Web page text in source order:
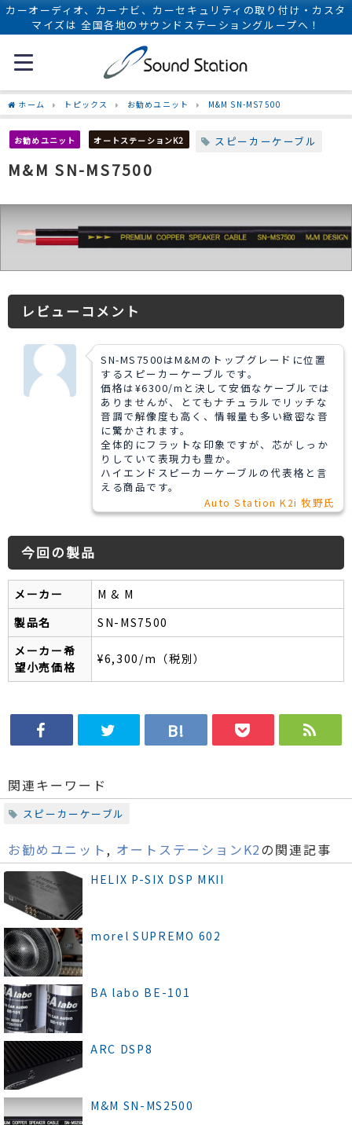
カーオーディオ、カーナビ、カーセキュリティの取り付け・カスタ
マイズは 全国各地のサウンドステーショングループへ！
ホーム トピックス お勧めユニット M&M SN-MS7500
お勧めユニット オートステーションK2 スピーカーケーブル
M&M SN-MS7500
レビューコメント
SN-MS7500はM&Mのトップグレードに位置
するスピーカーケーブルです。
価格は¥6300/mと決して安価なケーブルでは
ありませんが、とてもナチュラルでリッチな
音調で解像度も高く、情報量も多い緻密な音
に驚かされます。
全体的にフラットな印象ですが、芯がしっか
りしていて表現力も豊か。
ハイエンドスピーカーケーブルの代表格と言
える商品です。
Auto Station K2i 牧野氏
今回の製品
メーカー
M & M
製品名
SN-MS7500
メーカー希
望小売価格
¥6,300/m（税別）
関連キーワード
スピーカーケーブル
お勧めユニット, オートステーションK2の関連記事
HELIX P-SIX DSP MKII
morel SUPREMO 602
BA labo BE-101
ARC DSP8
M&M SN-MS2500